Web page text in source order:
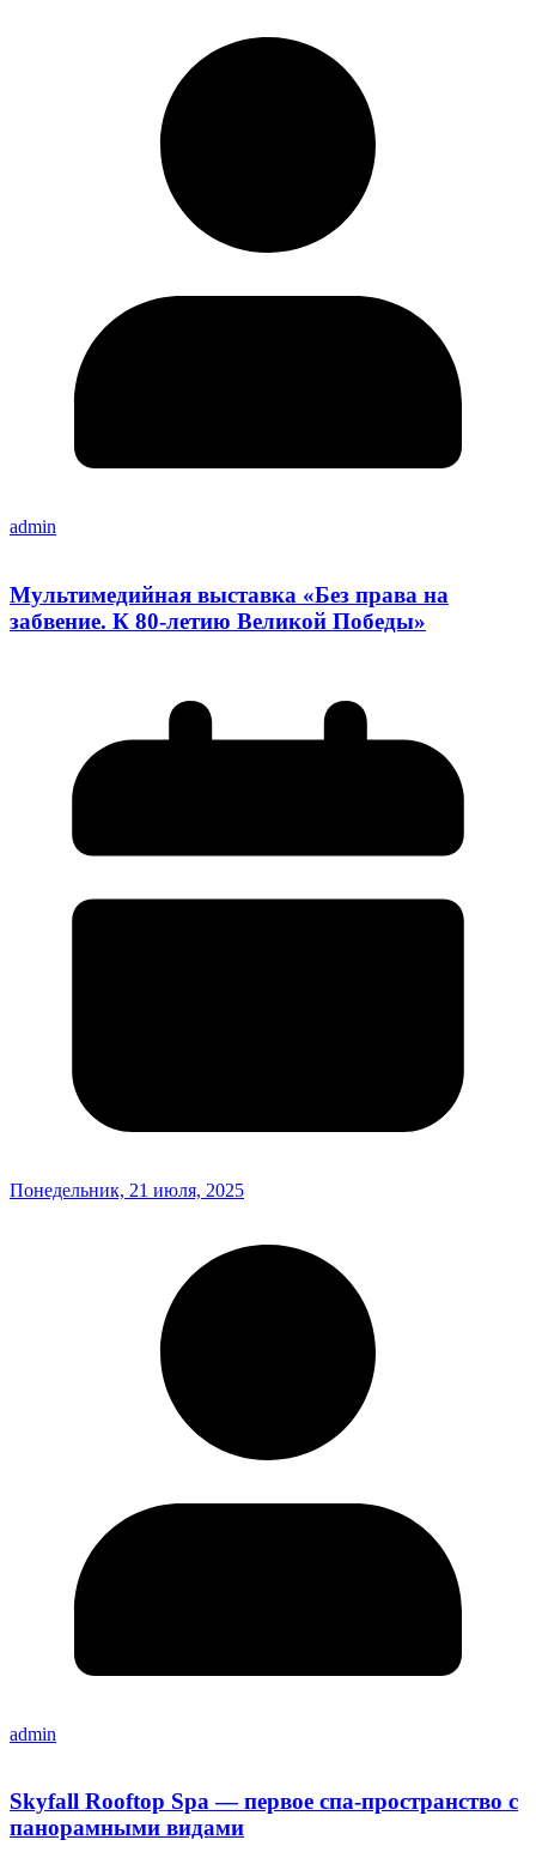
admin
Мультимедийная выставка «Без права на
забвение. К 80-летию Великой Победы»
Понедельник, 21 июля, 2025
admin
Skyfall Rooftop Spa — первое спа-пространство с
панорамными видами